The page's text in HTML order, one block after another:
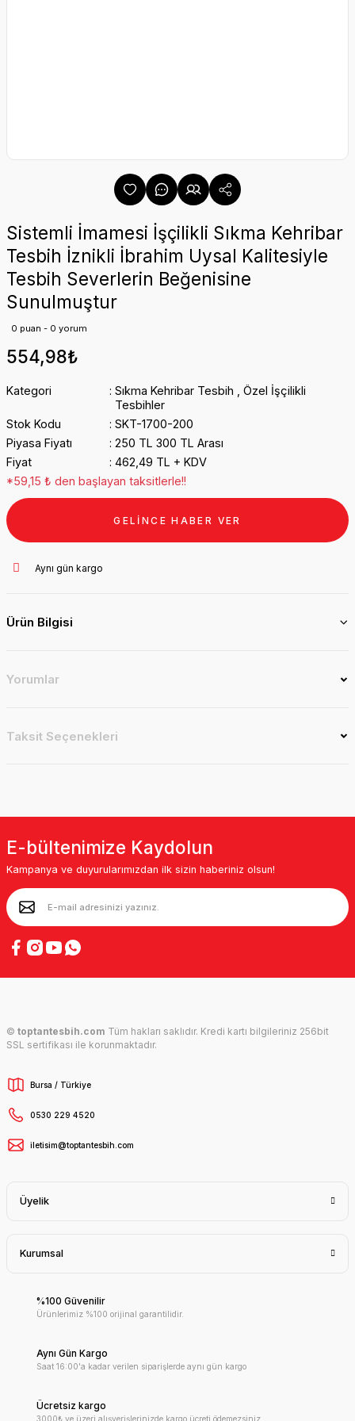
Sistemli İmamesi İşçilikli Sıkma Kehribar
Tesbih İznikli İbrahim Uysal Kalitesiyle
Tesbih Severlerin Beğenisine
Sunulmuştur
0 puan - 0 yorum
554,98₺
Kategori Sıkma Kehribar Tesbih
Özel İşçilikli
Tesbihler
Stok Kodu
SKT-1700-200
Piyasa Fiyatı
250 TL 300 TL Arası
Fiyat
462,49 TL + KDV
*59,15 ₺ den başlayan taksitlerle!!
GELİNCE HABER VER
Aynı gün kargo
Ürün Bilgisi
Yorumlar
Taksit Seçenekleri
E-bültenimize Kaydolun
Kampanya ve duyurularımızdan ilk sizin haberiniz olsun!
© toptantesbih.com Tüm hakları saklıdır. Kredi kartı bilgileriniz 256bit
SSL sertifikası ile korunmaktadır.
Bursa / Türkiye
0530 229 4520
iletisim@toptantesbih.com
Üyelik
Kurumsal
%100 Güvenilir
Ürünlerimiz %100 orijinal garantilidir.
Aynı Gün Kargo
Saat 16:00'a kadar verilen siparişlerde aynı gün kargo
Ücretsiz kargo
3000₺ ve üzeri alışverişlerinizde kargo ücreti ödemezsiniz.